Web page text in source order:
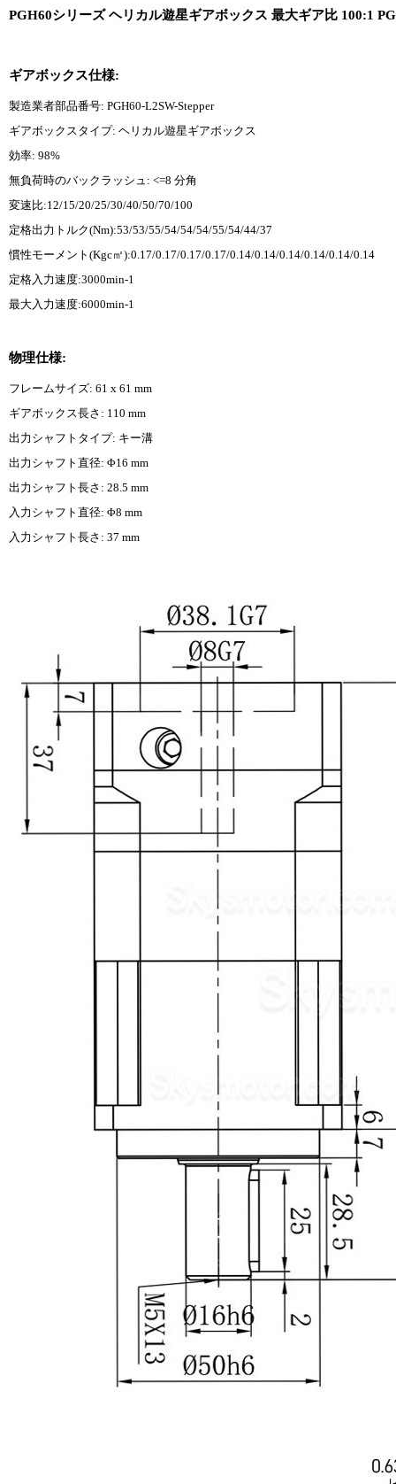
PGH60シリーズ ヘリカル遊星ギアボックス 最大ギア比 100:1
ギアボックス仕様:
製造業者部品番号: PGH60-L2SW-Stepper
ギアボックスタイプ: ヘリカル遊星ギアボックス
効率: 98%
無負荷時のバックラッシュ: <=8 分角
変速比:12/15/20/25/30/40/50/70/100
定格出力トルク(Nm):53/53/55/54/54/54/55/54/44/37
慣性モーメント(Kgc㎡):0.17/0.17/0.17/0.17/0.14/0.14/0.14/0.14/0.14/0.14
定格入力速度:3000min-1
最大入力速度:6000min-1
物理仕様:
フレームサイズ: 61 x 61 mm
ギアボックス長さ: 110 mm
出力シャフトタイプ: キー溝
出力シャフト直径: Φ16 mm
出力シャフト長さ: 28.5 mm
入力シャフト直径: Φ8 mm
入力シャフト長さ: 37 mm